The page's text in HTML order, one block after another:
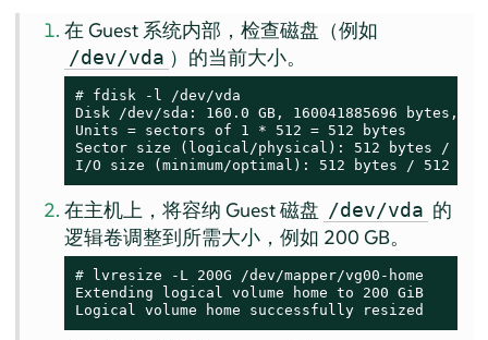
在 Guest 系统内部，检查磁盘（例如
/dev/vda ）的当前大小。
# fdisk -l /dev/vda
Disk /dev/sda: 160.0 GB, 160041885696 bytes,
Units = sectors of 1 * 512 = 512 bytes
Sector size (logical/physical): 512 bytes / 512
I/O size (minimum/optimal): 512 bytes / 512
在主机上，将容纳 Guest 磁盘 /dev/vda 的
逻辑卷调整到所需大小，例如 200 GB。
# lvresize -L 200G /dev/mapper/vg00-home
Extending logical volume home to 200 GiB
Logical volume home successfully resized